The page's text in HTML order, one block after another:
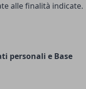
alle finalità indicate.
personali e Base